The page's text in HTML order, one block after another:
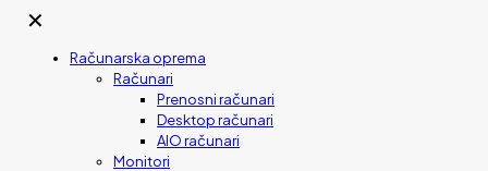
✕
Računarska oprema
Računari
Prenosni računari
Desktop računari
AIO računari
Monitori